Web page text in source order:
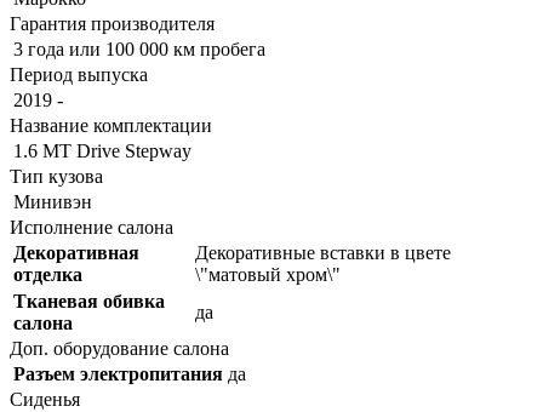
Гарантия производителя
3 года или 100 000 км пробега
Период выпуска
2019 -
Название комплектации
1.6 MT Drive Stepway
Тип кузова
Минивэн
Исполнение салона
Декоративная
отделка
Декоративные вставки в цвете
\"матовый хром\"
Тканевая обивка
салона
да
Доп. оборудование салона
Разъем электропитания да
Сиденья